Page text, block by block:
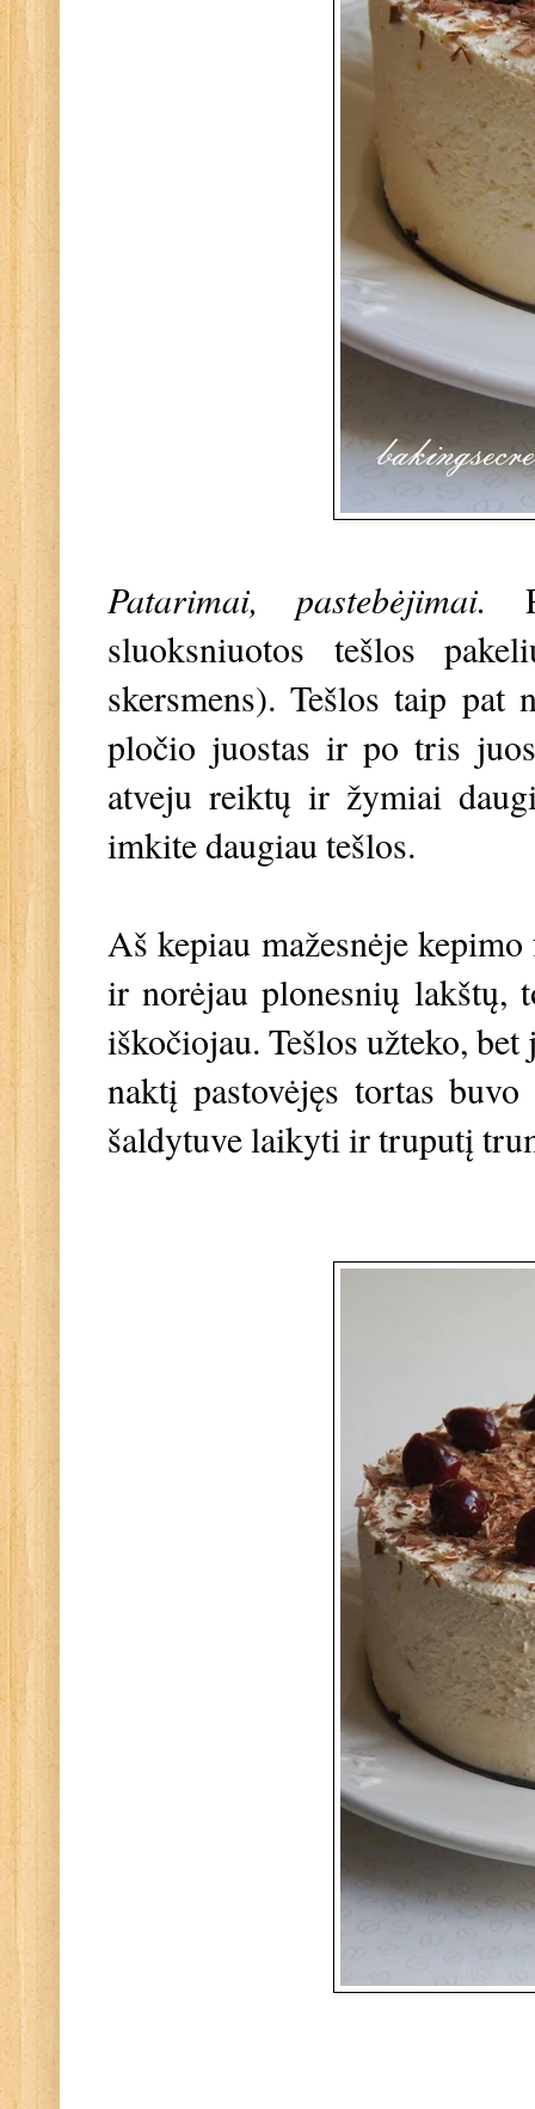
Patarimai, pastebėjimai.
sluoksniuotos tešlos
skersmens). Tešlos taip
pločio juostas ir po tris
atveju reiktų ir žymiai
imkite daugiau tešlos.
Aš kepiau mažesnėje
ir norėjau plonesnių lakštų,
iškočiojau. Tešlos užteko,
naktį pastovėjęs tortas
šaldytuve laikyti ir truputį